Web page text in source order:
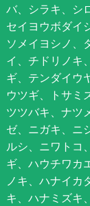
バ、シラキ、シ
セイヨウボダイ
ソメイヨシノ、
イ、チドリノキ
ギ、テンダイウ
ウツギ、トサミ
ツツバキ、ナツ
ゼ、ニガキ、ニ
ルシ、ニワトコ
ギ、ハウチワカ
ノキ、ハナイカ
キ、ハナミズキ